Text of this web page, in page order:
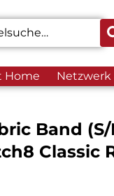
Home Netzwerk
Band (S/
Classic